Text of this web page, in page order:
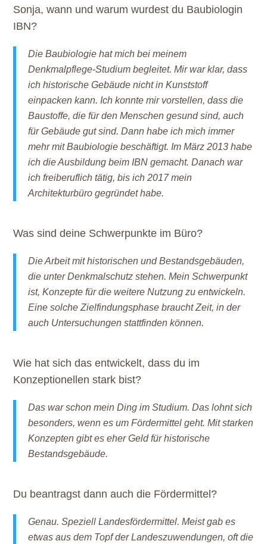
Sonja, wann und warum wurdest du Baubiologin
IBN?
Die Baubiologie hat mich bei meinem
Denkmalpflege-Studium begleitet. Mir war klar, dass
ich historische Gebäude nicht in Kunststoff
einpacken kann. Ich konnte mir vorstellen, dass die
Baustoffe, die für den Menschen gesund sind, auch
für Gebäude gut sind. Dann habe ich mich immer
mehr mit Baubiologie beschäftigt. Im März 2013 habe
ich die Ausbildung beim IBN gemacht. Danach war
ich freiberuflich tätig, bis ich 2017 mein
Architekturbüro gegründet habe.
Was sind deine Schwerpunkte im Büro?
Die Arbeit mit historischen und Bestandsgebäuden,
die unter Denkmalschutz stehen. Mein Schwerpunkt
ist, Konzepte für die weitere Nutzung zu entwickeln.
Eine solche Zielfindungsphase braucht Zeit, in der
auch Untersuchungen stattfinden können.
Wie hat sich das entwickelt, dass du im
Konzeptionellen stark bist?
Das war schon mein Ding im Studium. Das lohnt sich
besonders, wenn es um Fördermittel geht. Mit starken
Konzepten gibt es eher Geld für historische
Bestandsgebäude.
Du beantragst dann auch die Fördermittel?
Genau. Speziell Landesfördermittel. Meist gab es
etwas aus dem Topf der Landeszuwendungen, oft die